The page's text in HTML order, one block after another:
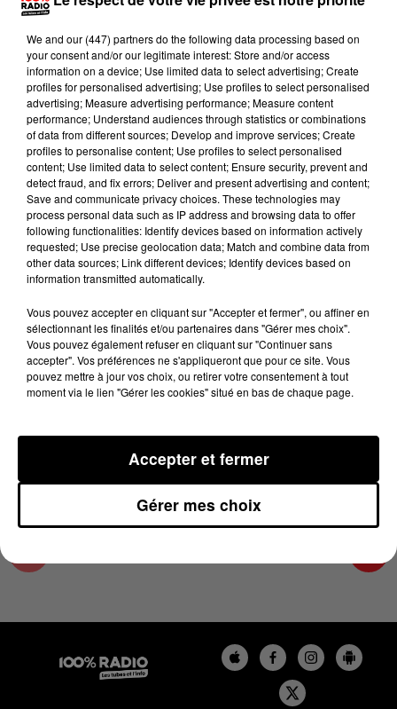
Lecture (1 min 14 sec)
100%
100% Radio l'agenda de Toulouse
31 décembre 2023 - 1 min 14 sec
L'AGENDA DE TOULOUSE DU 31/12/2023 À
11H38
L'agenda de Toulouse
We and our (447) partnersdo the following data processing based on
your consent and/or our legitimate interest: Store and/or access
information on a device; Use limited data to select advertising; Create
profiles for personalised advertising; Use profiles to select personalised
advertising; Measure advertising performance; Measure content
performance; Understand audiences through statistics or combinations
of data from different sources; Develop and improve services; Create
profiles to personalise content; Use profiles to select personalised
content; Use limited data to select content; Ensure security, prevent and
detect fraud, and fix errors; Deliver and present advertising and content;
Save and communicate privacy choices. These technologies may
process personal data such as IP address and browsing data to offer
following functionalities: Identify devices based on information actively
requested; Use precise geolocation data; Match and combine data from
other data sources; Link different devices; Identify devices based on
information transmitted automatically.
Vous pouvez accepter en cliquant sur "Accepter et fermer", ou affiner en
sélectionnant les finalités et/ou partenaires dans "Gérer mes choix".
Vous pouvez également refuser en cliquant sur "Continuer sans
accepter". Vos préférences ne s'appliqueront que pour ce site. Vous
pouvez mettre à jour vos choix, ou retirer votre consentement à tout
moment via le lien "Gérer les cookies" situé en bas de chaque page.
Gérer mes choix
Accepter et fermer